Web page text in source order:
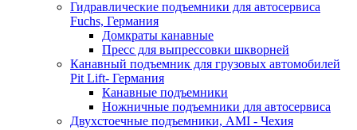
Гидравлические подъемники для автосервиса
Fuchs, Германия
Домкраты канавные
Пресс для выпрессовки шкворней
Канавный подъемник для грузовых автомобилей
Pit Lift- Германия
Канавные подъемники
Ножничные подъемники для автосервиса
Двухстоечные подъемники, АМІ - Чехия